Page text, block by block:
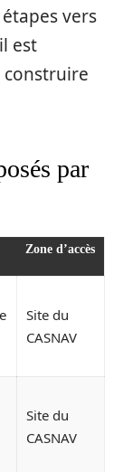
vers
est
construire
par
Zone d’accès
Site du
CASNAV
Site du
CASNAV